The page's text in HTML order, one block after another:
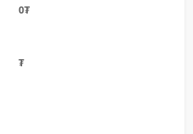
0₮
₮